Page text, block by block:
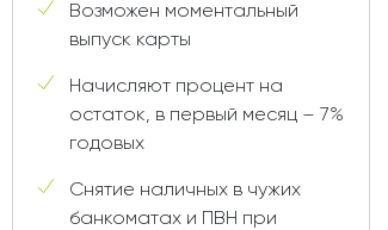
Возможен моментальный
выпуск карты
Начисляют процент на
остаток, в первый месяц – 7%
годовых
Снятие наличных в чужих
банкоматах и ПВН при